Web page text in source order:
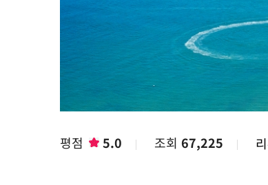
평점 5.0 조회 67,225